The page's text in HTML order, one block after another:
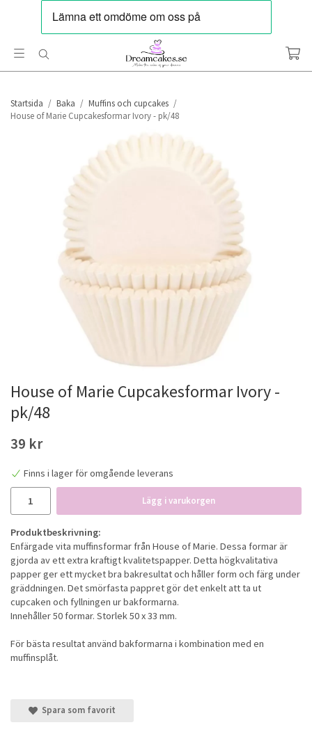
Startsida / Baka / Muffins och cupcakes /
House of Marie Cupcakesformar Ivory - pk/48
House of Marie Cupcakesformar Ivory -
pk/48
39 kr
Finns i lager för omgående leverans
Lägg i varukorgen
Produktbeskrivning:
Enfärgade vita muffinsformar från House of Marie. Dessa formar är
gjorda av ett extra kraftigt kvalitetspapper. Detta högkvalitativa
papper ger ett mycket bra bakresultat och håller form och färg under
gräddningen. Det smörfasta pappret gör det enkelt att ta ut
cupcaken och fyllningen ur bakformarna.
Innehåller 50 formar. Storlek 50 x 33 mm.
För bästa resultat använd bakformarna i kombination med en
muffinsplåt.
Spara som favorit